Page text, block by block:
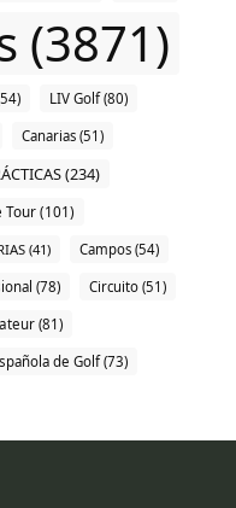
(3871)
LIV Golf (80)
Canarias (51)
(234)
Tour (101)
(41) Campos (54)
(78) Circuito (51)
(81)
de Golf (73)